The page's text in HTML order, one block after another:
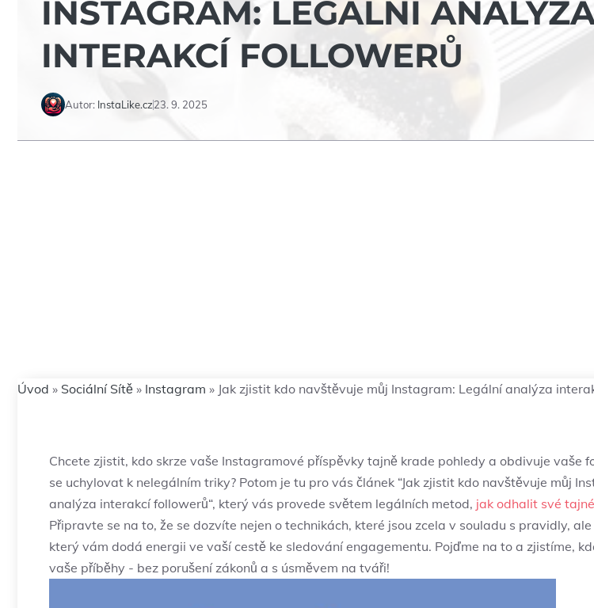
INSTAGRAM: LEGÁLNÍ
INTERAKCÍ FOLLOWERŮ
Autor: InstaLike.cz23. 9. 2025
Úvod » Sociální Sítě » Instagram » Jak zjistit kdo navštěvuje můj Instagram: Legální analýza
Chcete zjistit, kdo‍ skrze vaše Instagramové ‍příspěvky ⁤tajně krade pohledy ⁢a obdivuje ​vaše
se uchylovat k nelegálním⁤ triky? Potom je tu pro vás článek ⁤“Jak zjistit kdo‍ navštěvuje můj
analýza interakcí followerů“, ‍který vás provede světem ⁤legálních metod, ‌ jak odhalit své
⁢Připravte se na⁢ to, že se dozvíte ‌nejen o ​technikách, které jsou zcela v souladu s pravidly,
který ​vám dodá energii ⁢ve vaší‌ cestě ke sledování engagementu. Pojďme na to ⁤a zjistíme,
vaše ⁢příběhy ⁣- bez porušení zákonů a s úsměvem‍ na tváři!